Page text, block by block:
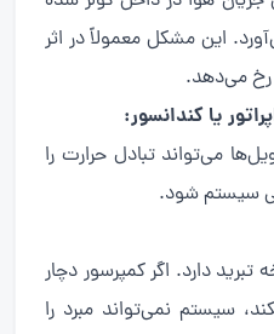
این مشکل معمولاً در اثر
می‌دهد.
می‌تواند تبادل حرارت را
سیستم شود.
دارد. اگر کمپرسور دچار
سیستم نمی‌تواند مبرد را